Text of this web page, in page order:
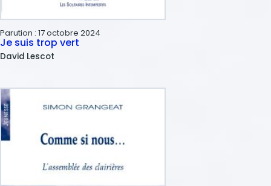
Parution : 17 octobre 2024
Je suis trop vert
David Lescot